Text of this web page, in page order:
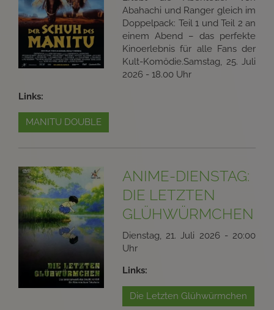
Abahachi und Ranger gleich im
Doppelpack: Teil 1 und Teil 2 an
einem Abend – das perfekte
Kinoerlebnis für alle Fans der
Kult-Komödie.Samstag, 25. Juli
2026 - 18.00 Uhr
Links:
MANITU DOUBLE
ANIME-DIENSTAG:
DIE LETZTEN
GLÜHWÜRMCHEN
Dienstag, 21. Juli 2026 - 20:00
Uhr
Links:
Die Letzten Glühwürmchen